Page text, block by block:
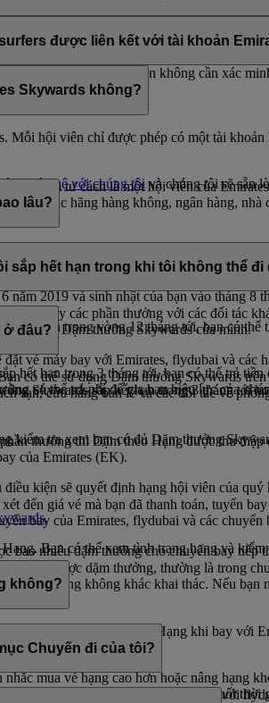
duy nhất. Nếu địa chỉ email của bạn
Vui lòngliên hệ với chúng tôi để được hỗ trợ
được liên kết với tài khoản
Skywards của bạn nên không cần xác
Skywards không?
Mỗi hội viên chỉ được phép có một tài
lòngliên hệ với chúng tôi và chúng tôi sẽ sẵn
được với tư cách là một hội viên của
gồm các hãng hàng không, ngân hàng,
lâu?
Trong năm dương lịch mà Dặm thưởng
2019 và sinh nhật của bạn vào tháng 8
hết hạn trong vòng 12 tháng tới, bạn có
hết hạn trong 3 tháng tới, bạn có thể trả
có thể trả phí để gia hạn hiệu lực của
sắp hết hạn trong khi tôi không thể đi
đổi lấy các phần thưởng với các đối tác
tối đa Dặm thưởng Skywards của mình.
vé máy bay với Emirates, flydubai và các
Skywards sắp hết hạn trong 3 tháng
ở đâu?
có thể sử dụng Dặm thưởng Skywards
sạn, cửa hàng bán lẻ và các đối tác về
kiểm tra xem bạn có đủ Dặm thưởng
thưởng thì Dặm theo Hạng được thu
của Emirates (EK).
kiện sẽ quyết định hạng hội viên của
.
Bạn có thể xem tình trạng hạng và
đến giá vé mà bạn đã thanh toán, tuyến
bay của Emirates, flydubai và các
bao nhiêu dặm thưởng cho chuyến bay tiếp
nhận được dặm thưởng, thường là trong
hãng hàng không khác khai thác. Nếu
không?
thể nhận được Dặm theo Hạng khi bay với
mua vé hạng cao hơn hoặc nâng hạng
bạn thêm 20% Dặm theo Hạng trong suốt thời
Chuyến đi của tôi?
bạn với Emirates. Nếu bạn đã đặt vé với